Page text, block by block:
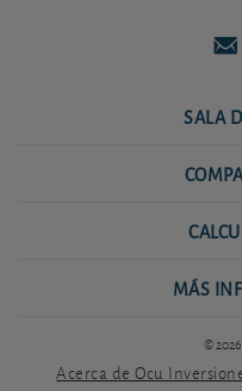
SALA
MÁS
©
Acerca de Ocu